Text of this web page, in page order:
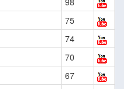
75
74
70
67